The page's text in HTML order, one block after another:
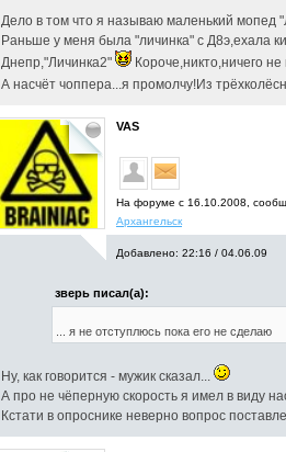
Дело в том что я называю маленький мопед
Раньше у меня была "личинка" с Д8э,ехала
Днепр,"Личинка2"
Короче,никто,ничего
А насчёт чоппера...я промолчу!Из
VAS
На форуме с 16.10.2008,
Архангельск
Добавлено: 22:16 / 04.06.09
зверь писал(а):
... я не отступлюсь пока его не сделаю
Ну, как говорится - мужик сказал...
А про не чёперную скорость я имел в виду
Кстати в опроснике неверно вопрос